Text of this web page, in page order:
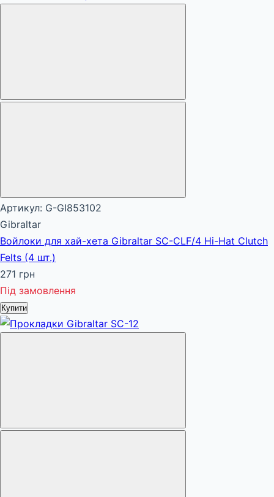
Артикул: G-GI853102
Gibraltar
Войлоки для хай-хета Gibraltar SC-CLF/4 Hi-Hat Clutch
Felts (4 шт.)
271 грн
Під замовлення
Купити